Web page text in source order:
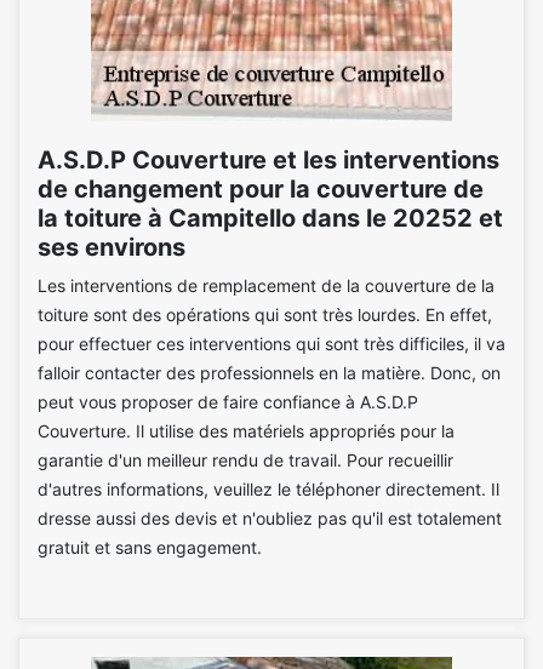
A.S.D.P Couverture et les interventions
de changement pour la couverture de
la toiture à Campitello dans le 20252 et
ses environs
Les interventions de remplacement de la couverture de la
toiture sont des opérations qui sont très lourdes. En effet,
pour effectuer ces interventions qui sont très difficiles, il va
falloir contacter des professionnels en la matière. Donc, on
peut vous proposer de faire confiance à A.S.D.P
Couverture. Il utilise des matériels appropriés pour la
garantie d'un meilleur rendu de travail. Pour recueillir
d'autres informations, veuillez le téléphoner directement. Il
dresse aussi des devis et n'oubliez pas qu'il est totalement
gratuit et sans engagement.